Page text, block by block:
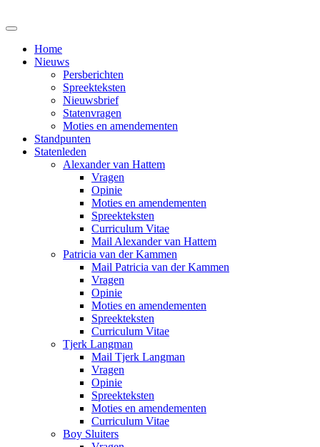
Home
Nieuws
Persberichten
Spreekteksten
Nieuwsbrief
Statenvragen
Moties en amendementen
Standpunten
Statenleden
Alexander van Hattem
Vragen
Opinie
Moties en amendementen
Spreekteksten
Curriculum Vitae
Mail Alexander van Hattem
Patricia van der Kammen
Mail Patricia van der Kammen
Vragen
Opinie
Moties en amendementen
Spreekteksten
Curriculum Vitae
Tjerk Langman
Mail Tjerk Langman
Vragen
Opinie
Spreekteksten
Moties en amendementen
Curriculum Vitae
Boy Sluiters